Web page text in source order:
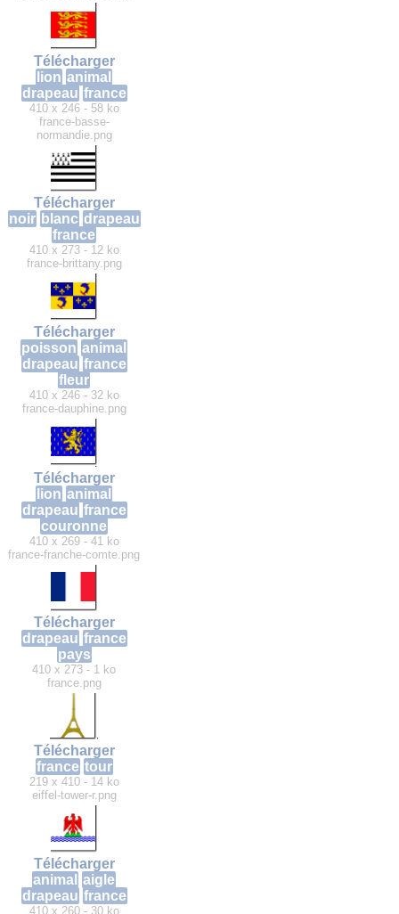
Télécharger
lion animal
drapeau france
410 x 246 - 58 ko
france-basse-
normandie.png
Télécharger
noir blanc drapeau
france
410 x 273 - 12 ko
france-brittany.png
Télécharger
poisson animal
drapeau france
fleur
410 x 246 - 32 ko
france-dauphine.png
Télécharger
lion animal
drapeau france
couronne
410 x 269 - 41 ko
france-franche-comte.png
Télécharger
drapeau france
pays
410 x 273 - 1 ko
france.png
Télécharger
france tour
219 x 410 - 14 ko
eiffel-tower-r.png
Télécharger
animal aigle
drapeau france
410 x 260 - 30 ko